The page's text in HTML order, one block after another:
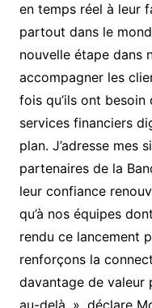
en temps réel à leur
partout dans le
nouvelle étape dans
accompagner les
fois qu’ils ont
services financiers
plan. J’adresse mes
partenaires de la
leur confiance
qu’à nos équipes
rendu ce lancement
renforçons la
davantage de valeur